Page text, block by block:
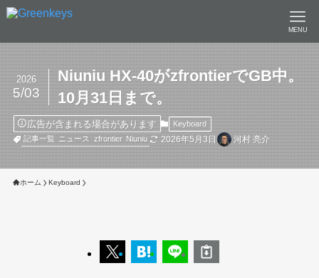
MENU
Niuniu HX-40がzfrontierでGB中。
10月31日まで。
2026
5/03
広告が含まれる場合があります
Keyboard
記事一覧 ニュース zfrontier Niuniu 2026年5月3日 河村 亮介
ホーム Keyboard